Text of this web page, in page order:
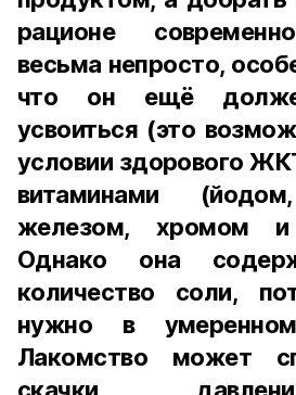
рационе
весьма непросто,
что он ещё
усвоиться (это
условии здорового
витаминами
железом, хромом
Однако она
количество соли,
нужно в умеренном
Лакомство может